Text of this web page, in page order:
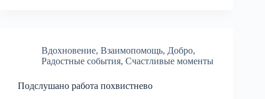
Вдохновение, Взаимопомощь, Добро,
Радостные события, Счастливые моменты
Подслушано работа похвистнево